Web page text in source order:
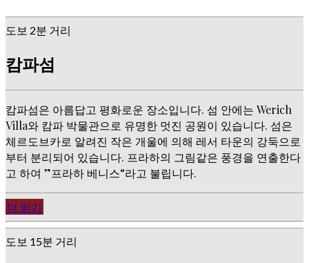
도보 2분 거리
캄파섬
캄파섬은 아름답고 평화로운 장소입니다. 섬 안에는 Werich
Villa와 캄파 박물관으로 유명한 멋진 공원이 있습니다. 섬은
체르도브카로 알려진 작은 개울에 의해 레서 타운의 강둑으로
부터 분리되어 있습니다. 프라하의 그림같은 풍경을 연출한다
고 하여 ”프라하 베니스“라고 불립니다.
더 읽기
도보 15분 거리